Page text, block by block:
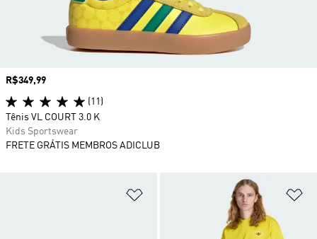
Adicionar à Lista de Desejos
Preço
R$349,99
(11)
Tênis VL COURT 3.0 K
Kids Sportswear
FRETE GRÁTIS MEMBROS ADICLUB